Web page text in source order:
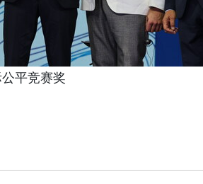
平竞赛奖